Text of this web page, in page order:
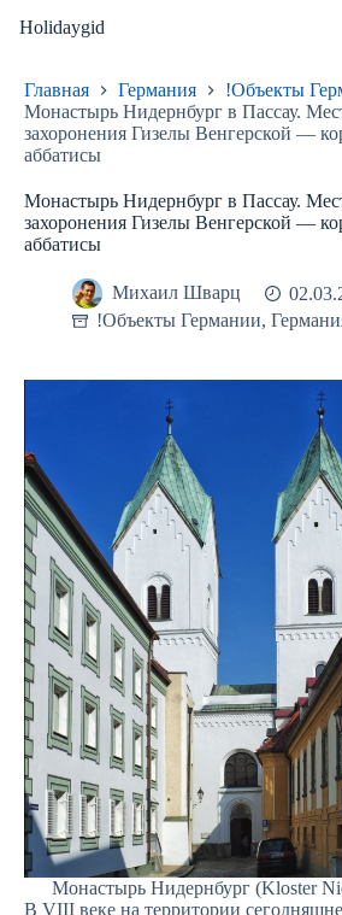
Holidaygid
Главная Германия
!Объекты
Монастырь Нидернбург в Пассау.
захоронения Гизелы Венгерской —
аббатисы
Монастырь Нидернбург в Пассау.
захоронения Гизелы Венгерской —
аббатисы
Михаил Шварц
!Объекты Германии,
Монастырь Нидернбург (Kloster
В VIII веке на территории